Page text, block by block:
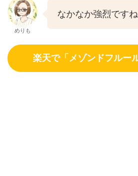
めりも
なかなか強烈ですね
楽天で「メゾンドフルー